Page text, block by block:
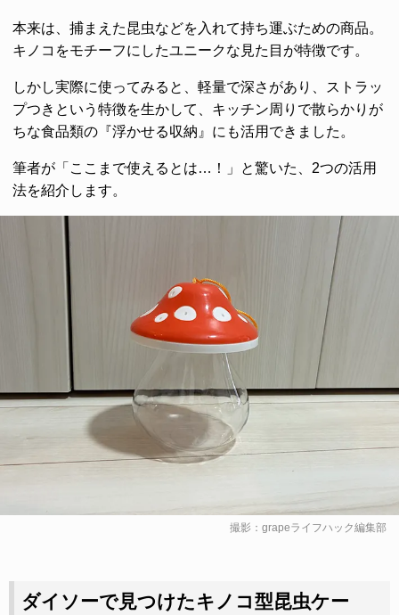
本来は、捕まえた昆虫などを入れて持ち運ぶための商品。
キノコをモチーフにしたユニークな見た目が特徴です。
しかし実際に使ってみると、軽量で深さがあり、ストラッ
プつきという特徴を生かして、キッチン周りで散らかりが
ちな食品類の『浮かせる収納』にも活用できました。
筆者が「ここまで使えるとは…！」と驚いた、2つの活用
法を紹介します。
撮影：grapeライフハック編集部
ダイソーで見つけたキノコ型昆虫ケー